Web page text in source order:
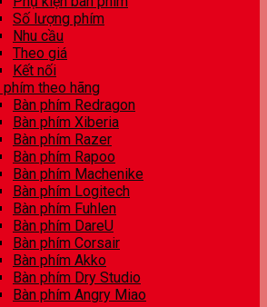
Số lượng phím
Nhu cầu
Theo giá
Kết nối
phím theo hãng
Bàn phím Redragon
Bàn phím Xiberia
Bàn phím Razer
Bàn phím Rapoo
Bàn phím Machenike
Bàn phím Logitech
Bàn phím Fuhlen
Bàn phím DareU
Bàn phím Corsair
Bàn phím Akko
Bàn phím Dry Studio
Bàn phím Angry Miao